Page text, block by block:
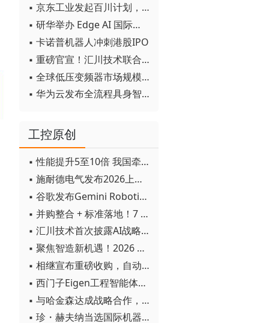
▪ 京东工业发起百川计划， 构建工业大模型新生态
▪ 研华举办 Edge AI 国际论坛
▪ 卡诺普机器人冲刺港股IPO
▪ 重磅官宣！汇川技术联合发起 D12 联盟，开创产教融合新范式
▪ 全球低压变频器市场规模2030年将超170亿美元
▪ 华为云发布全流程具身智能开发平台CloudRobo
工控原创
▪ 性能提升5至10倍 我国牵头制定的WiTSnet工业以太网国际标准正式发布
▪ 施耐德电气发布2026上半年可持续发展成绩单 "Impact 2030"路线图开局稳健
▪ 谷歌发布Gemini Robotics 2模型 实现人形机器人全身智能控制突破
▪ 并购整合 + 标准落地！7 月工业自动化产业动态速递
▪ 汇川技术首次披露AI战略进展：从两个方面推动“AI业务化”落地
▪ 聚焦智造新机遇！2026 青岛数字化及智能制造技术论坛圆满落幕
▪ 相继宣布重磅收购，自动化巨头新一轮并购潮剑指何方？
▪ 西门子Eigen工程智能体落地中国，工业AI跨越物理世界“确定性”拐点
▪ 与哈金森达成战略合作，乐聚机器人何以持续获得工业巨头青睐？
▪ 珍・赫夫纳当选国际机器人联合会新任主席